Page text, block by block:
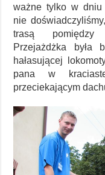
ważne tylko w dniu
nie
trasą
Przejażdżka była
hałasującej
pana w
przeciekającym